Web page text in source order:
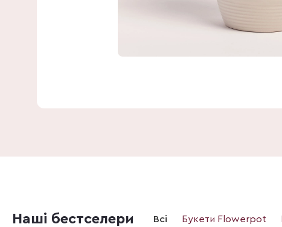
Наші бестселери Всі Букети Flowerpot